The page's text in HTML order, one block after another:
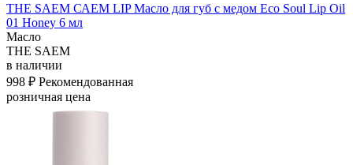
THE SAEM САЕМ LIP Масло для губ с медом Eco Soul Lip Oil
01 Honey 6 мл
Масло
THE SAEM
в наличии
998 ₽ Рекомендованная
розничная цена